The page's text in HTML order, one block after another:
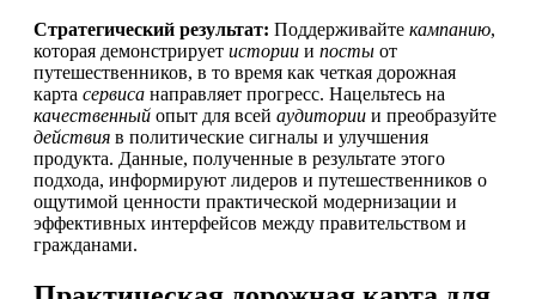
Стратегический результат: Поддерживайте кампанию,
которая демонстрирует истории и посты от
путешественников, в то время как четкая дорожная
карта сервиса направляет прогресс. Нацельтесь на
качественный опыт для всей аудитории и преобразуйте
действия в политические сигналы и улучшения
продукта. Данные, полученные в результате этого
подхода, информируют лидеров и путешественников о
ощутимой ценности практической модернизации и
эффективных интерфейсов между правительством и
гражданами.